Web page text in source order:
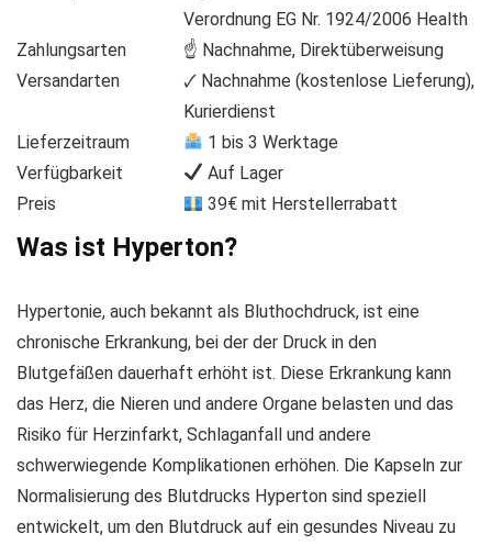
Verordnung EG Nr. 1924/2006 Health
Zahlungsarten
☝ Nachnahme, Direktüberweisung
Versandarten
🗸 Nachnahme (kostenlose Lieferung),
Kurierdienst
Lieferzeitraum
1 bis 3 Werktage
Verfügbarkeit
Auf Lager
Preis
39€ mit Herstellerrabatt
Was ist Hyperton?
Hypertonie, auch bekannt als Bluthochdruck, ist eine
chronische Erkrankung, bei der der Druck in den
Blutgefäßen dauerhaft erhöht ist. Diese Erkrankung kann
das Herz, die Nieren und andere Organe belasten und das
Risiko für Herzinfarkt, Schlaganfall und andere
schwerwiegende Komplikationen erhöhen. Die Kapseln zur
Normalisierung des Blutdrucks Hyperton sind speziell
entwickelt, um den Blutdruck auf ein gesundes Niveau zu